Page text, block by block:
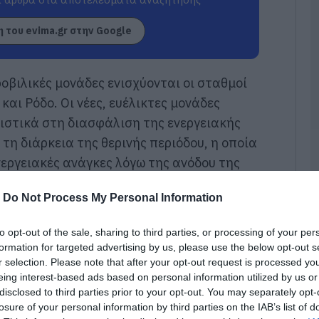
Do Not Process My Personal Information
opt-out of the sale, sharing to third parties, or processing of your
for targeted advertising by us, please use the below opt-out
selection. Please note that after your opt-out request is processed
interest-based ads based on personal information utilized by us
to third parties prior to your opt-out. You may separately
of your personal information by third parties on the IAB’s list of
του evima.gr στην Google
μονάδες ενισχύονται οι σταθμοί
Ρόδο. Οι νέες, ευέλικτες μονάδες
στη διασφάλιση της ενεργειακής
διάρκεια της θερινής περιόδου, η οποία
ανάγκες λόγω της ανόδου της
Ο